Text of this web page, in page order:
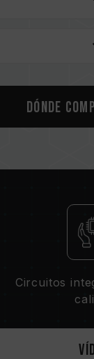
reduce el
la
revise la lista
fabricante de
mediante
CPU y la
Dónde
Circuitos